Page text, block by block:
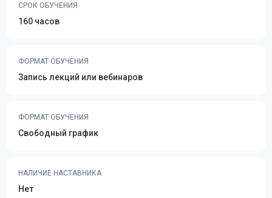
СРОК ОБУЧЕНИЯ
160 часов
ФОРМАТ ОБУЧЕНИЯ
Запись лекций или вебинаров
ФОРМАТ ОБУЧЕНИЯ
Свободный график
НАЛИЧИЕ НАСТАВНИКА
Нет